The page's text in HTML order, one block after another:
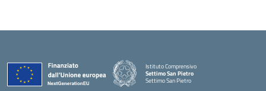
Istituto Comprensivo
Settimo San Pietro
Settimo San Pietro